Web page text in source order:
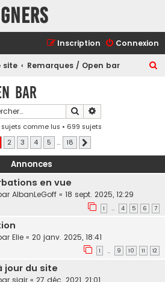
Connexion
Inscription
site Remarques / Open bar
c
h
r
bar
Rechercher
comme lus • 699 sujets
1sur18
2 3 4 5 … 18
Annonces
en vue
AlbanLeGoff « 18 sept. 2025, 12:29
1 … 4 5 6 7
Elie « 20 janv. 2025, 18:41
1 … 9 10 11 12
jour du site
sigir « 27 déc. 2021, 21:01